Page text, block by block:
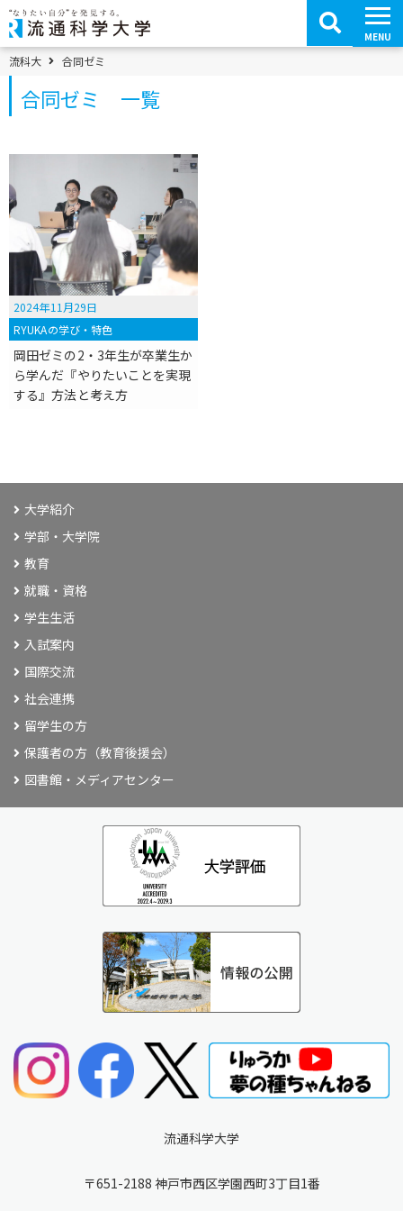
コ
ン
テ
ン
ツ
へ
移
MENU
パンくずメニュー
流科大 合同ゼミ
合同ゼミ 一覧
2024年11月29日
RYUKAの学び・特色
岡田ゼミの2・3年生が卒業生か
ら学んだ『やりたいことを実現
する』方法と考え方
大学紹介
学部・大学院
教育
就職・資格
学生生活
入試案内
国際交流
社会連携
留学生の方
保護者の方（教育後援会）
図書館・メディアセンター
流通科学大学
〒651-2188 神戸市西区学園西町3丁目1番